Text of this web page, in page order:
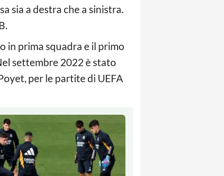
sia a destra che a sinistra.
in prima squadra e il primo
settembre 2022 è stato
per le partite di UEFA